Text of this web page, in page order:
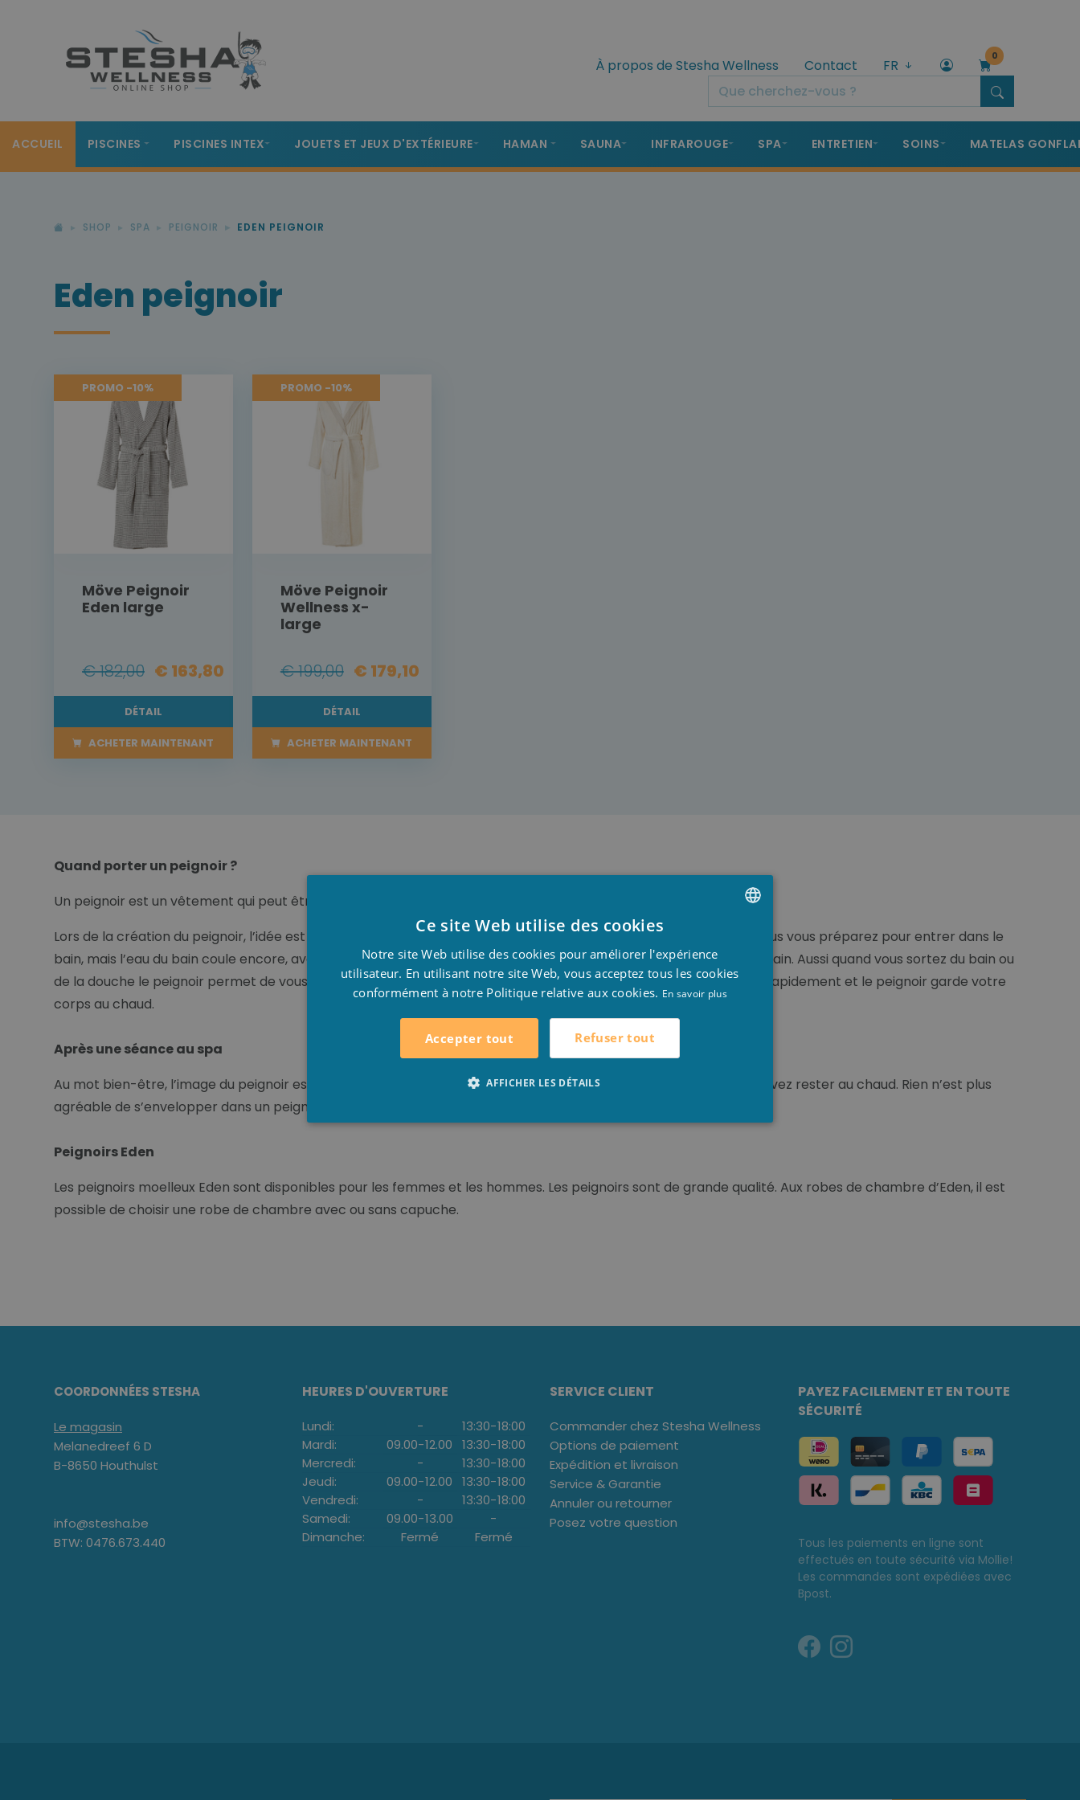
À propos de Stesha Wellness Contact FR
0
ACCUEIL PISCINES PISCINES INTEX JOUETS ET JEUX D'EXTÉRIEURE HAMAN SAUNA INFRAROUGE SPA ENTRETIEN SOINS MATELAS
SHOP SPA PEIGNOIR EDEN PEIGNOIR
Eden peignoir
PROMO -10%
Möve Peignoir
Eden large
€ 182,00 € 163,80
DÉTAIL
ACHETER MAINTENANT
PROMO -10%
Möve Peignoir
Wellness x-
large
€ 199,00 € 179,10
DÉTAIL
ACHETER MAINTENANT
Quand porter un peignoir ?
Un peignoir est un vêtement qui peut être porté à plusieurs occasions.
Lors de la création du peignoir, l’idée est venue que c’est pratique à porter avant et après la douche ou le bain. Vous vous préparez pour entrer dans le
bain, mais l’eau du bain coule encore, avec votre peignoir à votre corps vous aurez chaud avant d’entrer dans le bain. Aussi quand vous sortez du bain ou
de la douche le peignoir permet de vous réchauffer et de sécher rapidement. La matière du peignoir prend l’eau rapidement et le peignoir garde votre
corps au chaud.
Après une séance au spa
Au mot bien-être, l’image du peignoir est souvent liée. Bien sûr, car après avoir utilisé la cabine infrarouge, vous devez rester au chaud. Rien n’est plus
agréable de s’envelopper dans un peignoir douillet et bien chaud.
Peignoirs Eden
Les peignoirs moelleux Eden sont disponibles pour les femmes et les hommes. Les peignoirs sont de grande qualité. Aux robes de chambre d’Eden, il est
possible de choisir une robe de chambre avec ou sans capuche.
COORDONNÉES STESHA
Le magasin
Melanedreef 6 D
B-8650 Houthulst
info@stesha.be
BTW: 0476.673.440
HEURES D'OUVERTURE
Lundi: - 13:30-18:00
Mardi:
09.00-12.00 13:30-18:00
Mercredi:
- 13:30-18:00
Jeudi:
09.00-12.00 13:30-18:00
Vendredi:
- 13:30-18:00
Samedi:
09.00-13.00
-
Dimanche:
Fermé Fermé
SERVICE CLIENT
Commander chez Stesha Wellness
Options de paiement
Expédition et livraison
Service & Garantie
Annuler ou retourner
Posez votre question
PAYEZ FACILEMENT ET EN TOUTE
SÉCURITÉ
Tous les paiements en ligne sont
effectués en toute sécurité via Mollie!
Les commandes sont expédiées avec
Bpost.
ENGLISH
Ce site Web utilise des cookies
Notre site Web utilise des cookies pour améliorer l'expérience
utilisateur. En utilisant notre site Web, vous acceptez tous les cookies
conformément à notre Politique relative aux cookies. En savoir plus
Accepter tout Refuser tout
AFFICHER LES DÉTAILS